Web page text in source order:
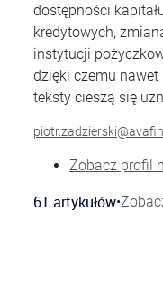
dostępności
kredytowych,
instytucji
dzięki czemu nawet
teksty cieszą się
Zobacz profil
61 artykułów•